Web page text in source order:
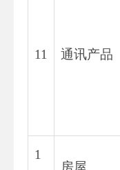
11 通讯产品
1
房屋